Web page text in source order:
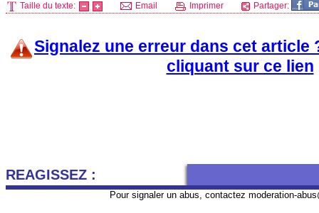
Taille du texte: Email Imprimer Partager:
Signalez une erreur dans cet article
cliquant sur ce lien
REAGISSEZ :
Pour signaler un abus, contactez moderation-